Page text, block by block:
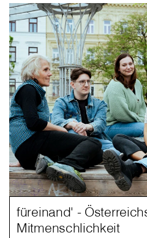
füreinand' -
Mitmenschlichkeit